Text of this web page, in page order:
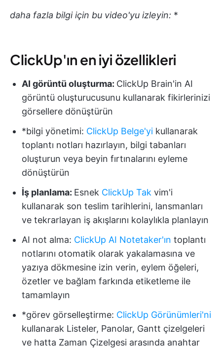
daha fazla bilgi için bu video'yu izleyin: *
ClickUp'ın en iyi özellikleri
AI görüntü oluşturma: ClickUp Brain'in AI
görüntü oluşturucusunu kullanarak fikirlerinizi
görsellere dönüştürün
*bilgi yönetimi: ClickUp Belge'yi kullanarak
toplantı notları hazırlayın, bilgi tabanları
oluşturun veya beyin fırtınalarını eyleme
dönüştürün
İş planlama: Esnek ClickUp Tak vim'i
kullanarak son teslim tarihlerini, lansmanları
ve tekrarlayan iş akışlarını kolaylıkla planlayın
AI not alma: ClickUp AI Notetaker'ın toplantı
notlarını otomatik olarak yakalamasına ve
yazıya dökmesine izin verin, eylem öğeleri,
özetler ve bağlam farkında etiketleme ile
tamamlayın
*görev görselleştirme: ClickUp Görünümleri'ni
kullanarak Listeler, Panolar, Gantt çizelgeleri
ve hatta Zaman Çizelgesi arasında anahtar